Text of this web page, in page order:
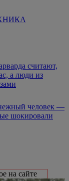
считают,
а люди из
человек —
шокировали
на сайте